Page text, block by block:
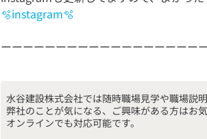
🫧instagram🫧
水谷建設株式会社では随時職場見学や職場説
弊社のことが気になる、ご興味がある方はお